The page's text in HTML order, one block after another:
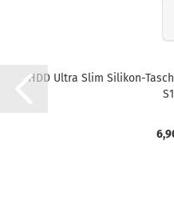
HDD Ultra Slim Silikon-​​